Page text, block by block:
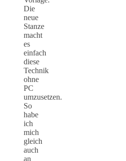
Die
neue
Stanze
macht
es
einfach
diese
Technik
ohne
PC
umzusetzen.
So
habe
ich
mich
gleich
auch
an